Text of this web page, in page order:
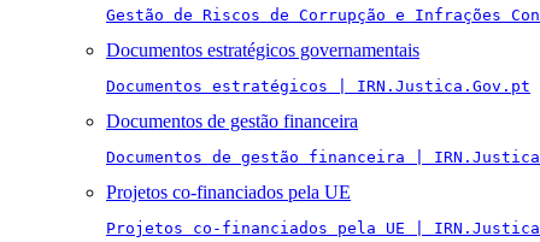
Gestão de Riscos de Corrupção e Infrações
Documentos estratégicos governamentais
Documentos estratégicos | IRN.Justica.Gov.pt
Documentos de gestão financeira
Documentos de gestão financeira |
Projetos co-financiados pela UE
Projetos co-financiados pela UE |